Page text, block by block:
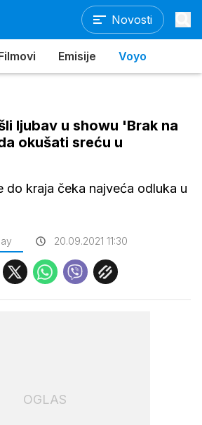
Novosti
Emisije Voyo
ljubav u showu 'Brak na
okušati sreću u
do kraja čeka najveća odluka u
20.09.2021 11:30
OGLAS